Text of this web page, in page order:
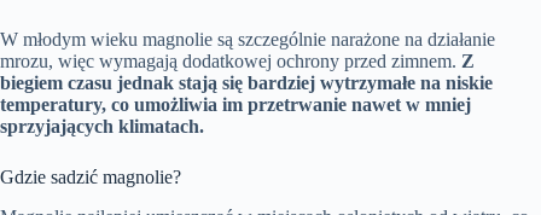
W młodym wieku magnolie są szczególnie narażone na działanie
mrozu, więc wymagają dodatkowej ochrony przed zimnem. Z
biegiem czasu jednak stają się bardziej wytrzymałe na niskie
temperatury, co umożliwia im przetrwanie nawet w mniej
sprzyjających klimatach.
Gdzie sadzić magnolie?